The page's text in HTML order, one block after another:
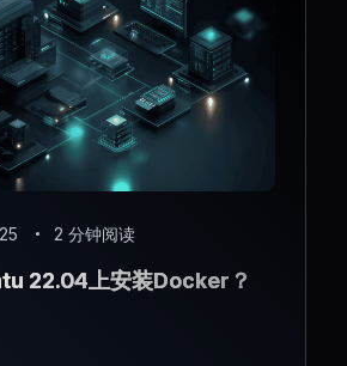
2 分钟阅读
22.04上安装Docker？